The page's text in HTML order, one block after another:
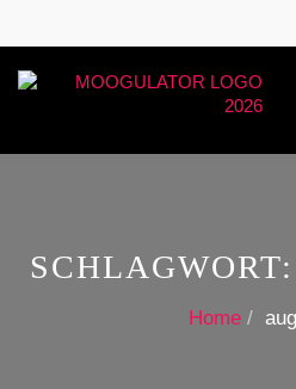
SCHLAGWORT:
Home